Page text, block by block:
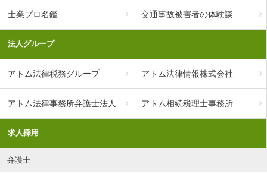
士業プロ名鑑 交通事故被害者の体験談
法人グループ
アトム法律税務グループ アトム法律情報株式会社
アトム法律事務所弁護士法人 アトム相続税理士事務所
求人採用
弁護士